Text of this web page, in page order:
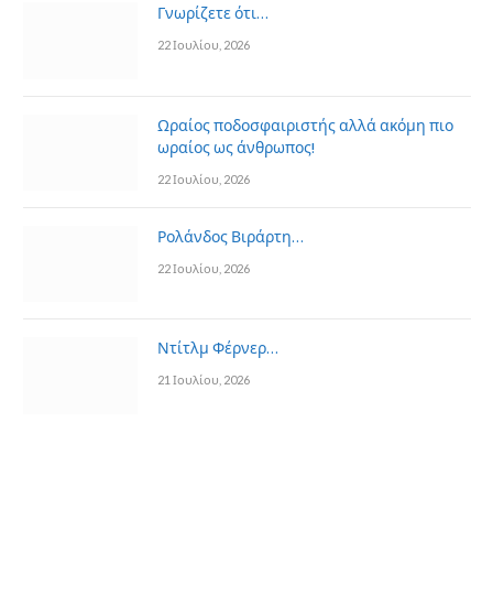
Γνωρίζετε ότι…
22 Ιουλίου, 2026
Ωραίος ποδοσφαιριστής αλλά ακόμη πιο
ωραίος ως άνθρωπος!
22 Ιουλίου, 2026
Ρολάνδος Βιράρτη…
22 Ιουλίου, 2026
Ντίτλμ Φέρνερ…
21 Ιουλίου, 2026